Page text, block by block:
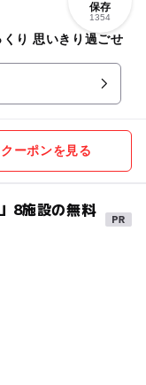
保存
1354
り 思いきり過ごせ
クーポンを見る
8施設の無料